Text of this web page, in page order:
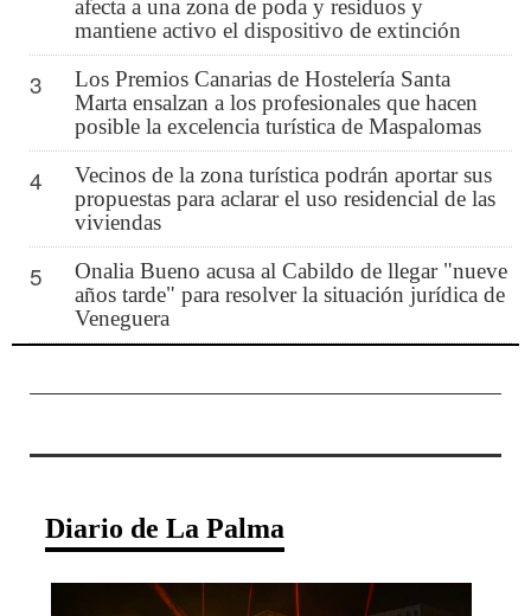
afecta a una zona de poda y residuos y
mantiene activo el dispositivo de extinción
3
Los Premios Canarias de Hostelería Santa
Marta ensalzan a los profesionales que hacen
posible la excelencia turística de Maspalomas
4
Vecinos de la zona turística podrán aportar sus
propuestas para aclarar el uso residencial de las
viviendas
5
Onalia Bueno acusa al Cabildo de llegar "nueve
años tarde" para resolver la situación jurídica de
Veneguera
Diario de La Palma